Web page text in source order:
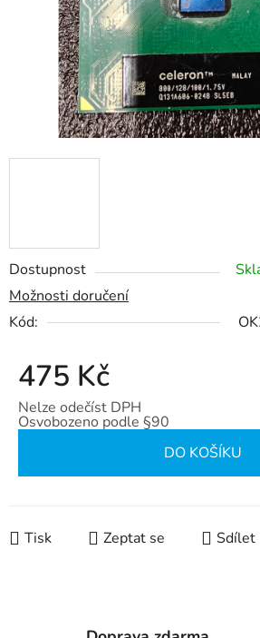
Dostupnost
Možnosti doručení
Kód:
475 Kč
Nelze odečíst DPH
Osvobozeno podle §90
DO KOŠÍKU
Tisk Zeptat se Sdílet